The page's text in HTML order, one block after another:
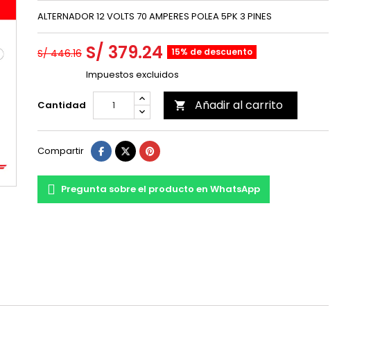
ALTERNADOR 12 VOLTS 70 AMPERES POLEA 5PK 3 PINES
S/ 446.16 S/ 379.24 15% de descuento
Impuestos excluidos
Cantidad  Añadir al carrito
Compartir
Pregunta sobre el producto en WhatsApp